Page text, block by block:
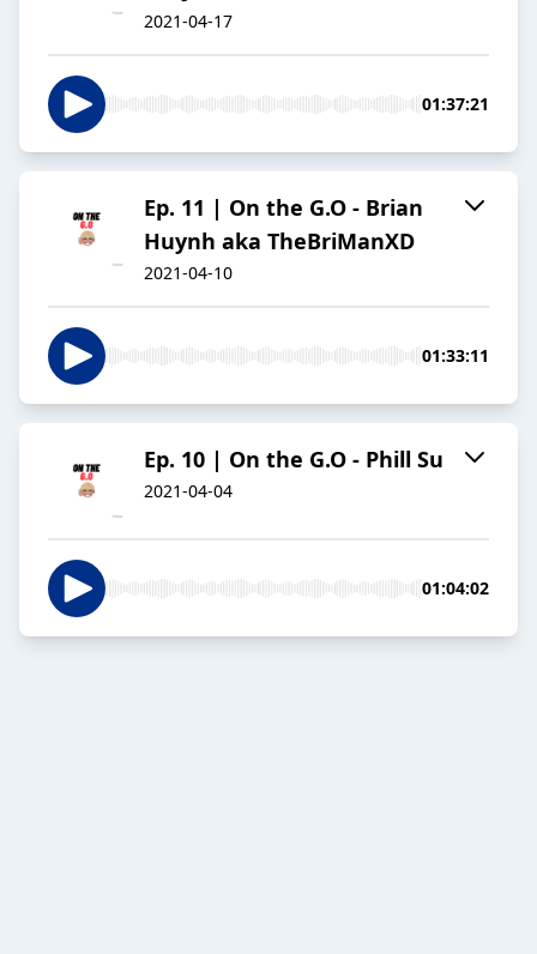
2021-04-17
01:37:21
Ep. 11 | On the G.O - Brian
Huynh aka TheBriManXD
2021-04-10
01:33:11
Ep. 10 | On the G.O - Phill Su
2021-04-04
01:04:02